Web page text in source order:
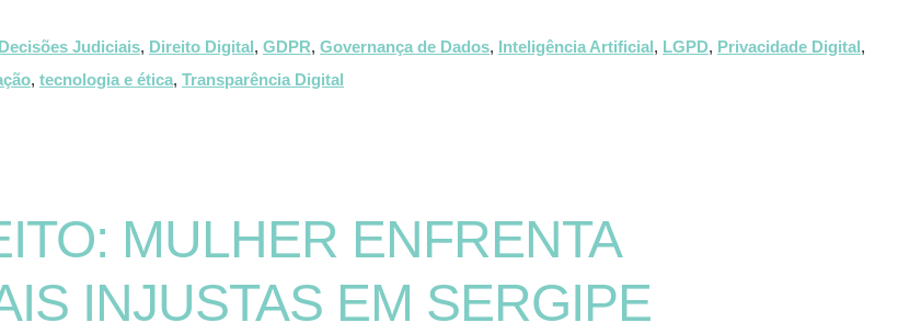
Decisões Judiciais, Direito Digital , GDPR, Governança de Dados, Inteligência Artificial , LGPD, Privacidade Digital ,
, tecnologia e ética, Transparência Digital
MULHER ENFRENTA
INJUSTAS EM SERGIPE